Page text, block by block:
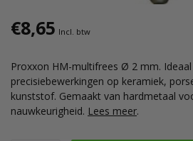
€8,65 Incl. btw
Proxxon HM-multifrees Ø 2 mm.
precisiebewerkingen op keramiek,
kunststof. Gemaakt van hardmetaal
nauwkeurigheid. Lees meer.